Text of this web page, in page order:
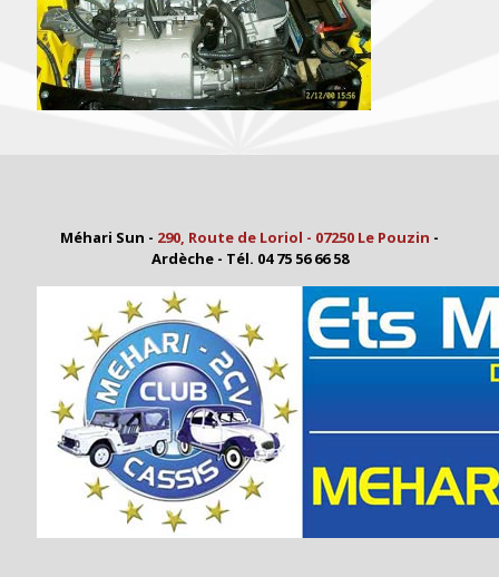
Méhari Sun - 290, Route de Loriol - 07250 Le Pouzin -
Ardèche - Tél. 04 75 56 66 58